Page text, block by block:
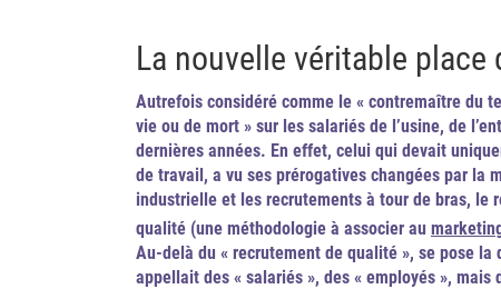
La nouvelle véritable place
Autrefois considéré comme le « contremaître du
vie ou de mort » sur les salariés de l’usine, de
dernières années. En effet, celui qui devait
de travail, a vu ses prérogatives changées par la
industrielle et les recrutements à tour de bras, le
qualité (une méthodologie à associer au
Au-delà du « recrutement de qualité », se pose
appellait des « salariés », des « employés », mais